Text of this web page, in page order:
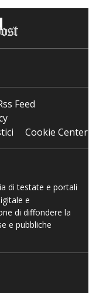
Feed
Cookie Center
di testate e portali
e
di diffondere la
e pubbliche